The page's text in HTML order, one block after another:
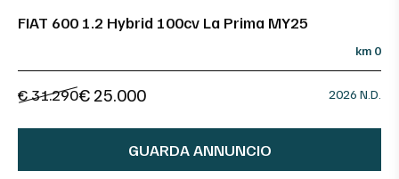
FIAT 600 1.2 Hybrid 100cv La Prima MY25
km 0
€ 31.290€ 25.000 2026 N.D.
GUARDA ANNUNCIO